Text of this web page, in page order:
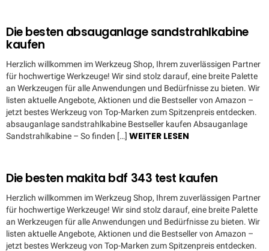
Die besten absauganlage sandstrahlkabine
kaufen
Herzlich willkommen im Werkzeug Shop, Ihrem zuverlässigen Partner
für hochwertige Werkzeuge! Wir sind stolz darauf, eine breite Palette
an Werkzeugen für alle Anwendungen und Bedürfnisse zu bieten. Wir
listen aktuelle Angebote, Aktionen und die Bestseller von Amazon –
jetzt bestes Werkzeug von Top-Marken zum Spitzenpreis entdecken.
absauganlage sandstrahlkabine Bestseller kaufen Absauganlage
Sandstrahlkabine – So finden […] WEITER LESEN
Die besten makita bdf 343 test kaufen
Herzlich willkommen im Werkzeug Shop, Ihrem zuverlässigen Partner
für hochwertige Werkzeuge! Wir sind stolz darauf, eine breite Palette
an Werkzeugen für alle Anwendungen und Bedürfnisse zu bieten. Wir
listen aktuelle Angebote, Aktionen und die Bestseller von Amazon –
jetzt bestes Werkzeug von Top-Marken zum Spitzenpreis entdecken.